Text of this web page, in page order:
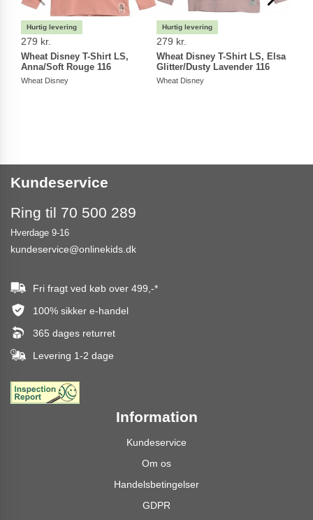
279 kr.
Wheat Disney T-Shirt LS,
Anna/Soft Rouge 116
Wheat Disney
279 kr.
Wheat Disney T-Shirt LS, Elsa
Glitter/Dusty Lavender 116
Wheat Disney
Kundeservice
Ring til 70 500 289
Hverdage 9-16
kundeservice@onlinekids.dk
Fri fragt ved køb over 499,-*
100% sikker e-handel
365 dages returret
Levering 1-2 dage
Information
Kundeservice
Om os
Handelsbetingelser
GDPR